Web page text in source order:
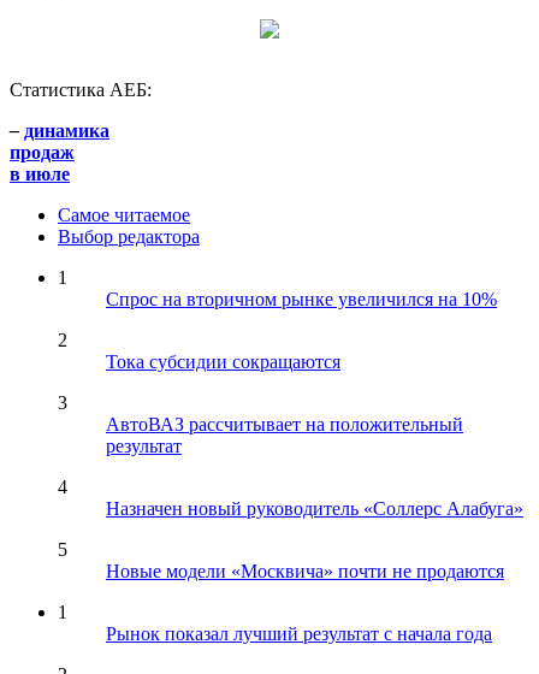
Статистика АЕБ:
– динамика
продаж
в июле
Самое читаемое
Выбор редактора
1
Спрос на вторичном рынке увеличился на 10%
2
Тока субсидии сокращаются
3
АвтоВАЗ рассчитывает на положительный
результат
4
Назначен новый руководитель «Соллерс Алабуга»
5
Новые модели «Москвича» почти не продаются
1
Рынок показал лучший результат с начала года